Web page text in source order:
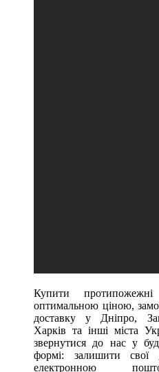
Купити
оптимальною ціною,
доставку у Дніпро,
Харків та інші міста
звернутися до нас у
формі: залишити свої
електронною